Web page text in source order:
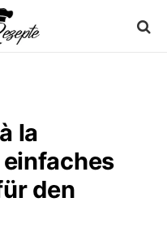
la
einfaches
den